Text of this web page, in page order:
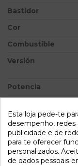
Bastidor
Cor
Combustible
Versión
Potencia
Referência 810790
Disponível a partir
Esta loja pede-te
desempenho, redes
publicidade e de
para te oferecer
personalizados.
de dados pessoais